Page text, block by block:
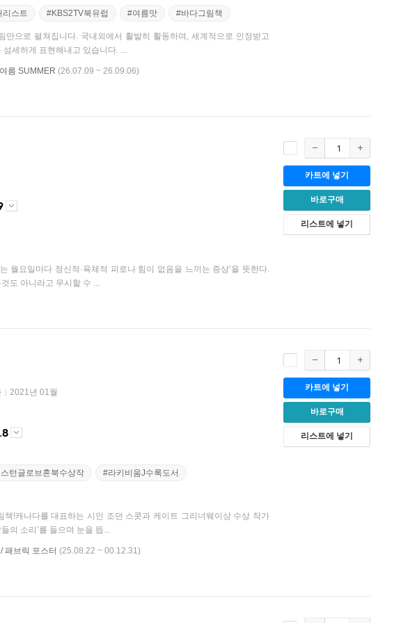
리스트 #KBS2TV북유럽 #여름맛 #바다그림책
으로 펼쳐집니다. 국내외에서 활발히 활동하며, 세계적으로 인정받고
세하게 표현해내고 있습니다. ...
름 SUMMER (26.07.09 ~ 26.09.06)
월요일마다 정신적·육체적 피로나 힘이 없음을 느끼는 증상’을 뜻한다.
도 아니라고 무시할 수 ...
카트에 넣기
바로구매
리스트에 넣기
2021년 01월
턴글로브혼북수상작 #라키비움J수록도서
!캐나다를 대표하는 시인 조던 스콧과 케이트 그리너웨이상 수상 작가
의 소리’를 들으며 눈을 뜹...
패브릭 포스터 (25.08.22 ~ 00.12.31)
카트에 넣기
바로구매
리스트에 넣기